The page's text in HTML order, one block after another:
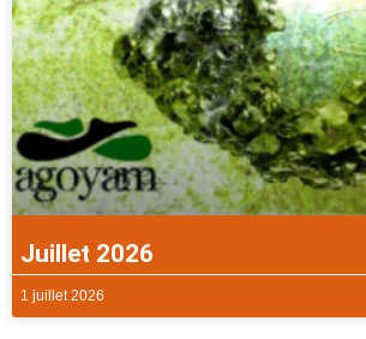
Juillet 2026
1 juillet 2026